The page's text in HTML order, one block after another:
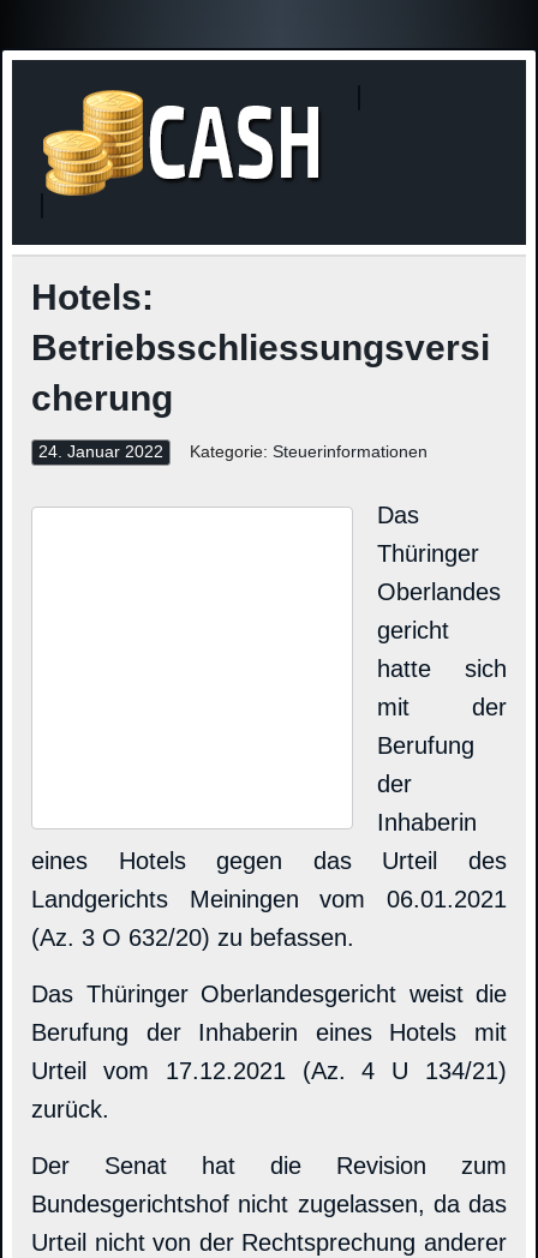
Hotels:
Betriebsschliessungsversi
cherung
24. Januar 2022 Kategorie: Steuerinformationen
Das
Thüringer
Oberlandes
gericht
hatte sich
mit der
Berufung
der
Inhaberin
eines Hotels gegen das Urteil des
Landgerichts Meiningen vom 06.01.2021
(Az. 3 O 632/20) zu befassen.
Das Thüringer Oberlandesgericht weist die
Berufung der Inhaberin eines Hotels mit
Urteil vom 17.12.2021 (Az. 4 U 134/21)
zurück.
Der Senat hat die Revision zum
Bundesgerichtshof nicht zugelassen, da das
Urteil nicht von der Rechtsprechung anderer